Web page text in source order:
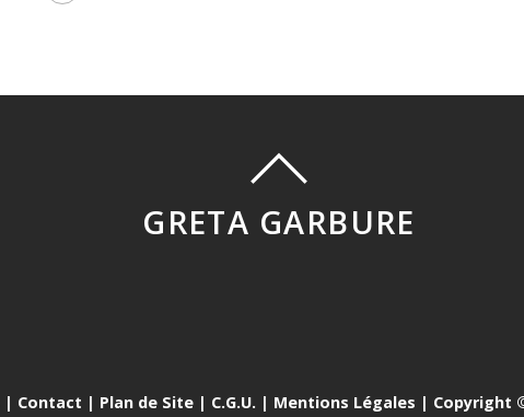
GRETA GARBURE
| Contact | Plan de Site | C.G.U. | Mentions Légales | Copyright